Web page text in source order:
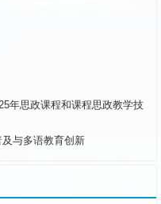
年思政课程和课程思政教学技
与多语教育创新